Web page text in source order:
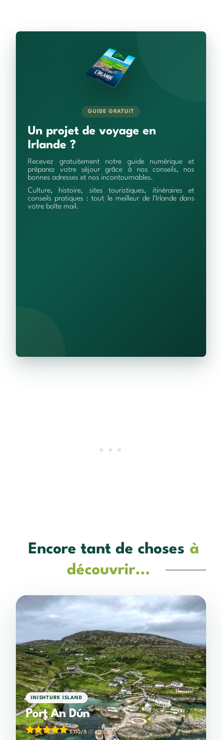
GUIDE GRATUIT
Un projet de voyage en
Irlande ?
Recevez gratuitement notre guide numérique et
préparez votre séjour grâce à nos conseils, nos
bonnes adresses et nos incontournables.
Culture, histoire, sites touristiques, itinéraires et
conseils pratiques : tout le meilleur de l'Irlande dans
votre boîte mail.
Encore tant de choses à
découvrir...
INISHTURK ISLAND
Port An Dún
5,00/5 (2 votes)